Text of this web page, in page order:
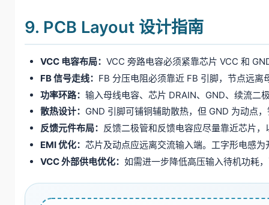
9. PCB Layout 设计指南
VCC 电容布局： VCC 旁路电容必须紧靠芯片 VCC 和
FB 信号走线： FB 分压电阻必须靠近 FB 引脚，节点远
功率环路： 输入母线电容、芯片 DRAIN、GND、续流二
散热设计： GND 引脚可铺铜辅助散热，但 GND 为动点
反馈元件布局： 反馈二极管和反馈电容应尽量靠近芯片，
EMI 优化： 芯片及动点应远离交流输入端。工字形电感
VCC 外部供电优化： 如需进一步降低高压输入待机功耗